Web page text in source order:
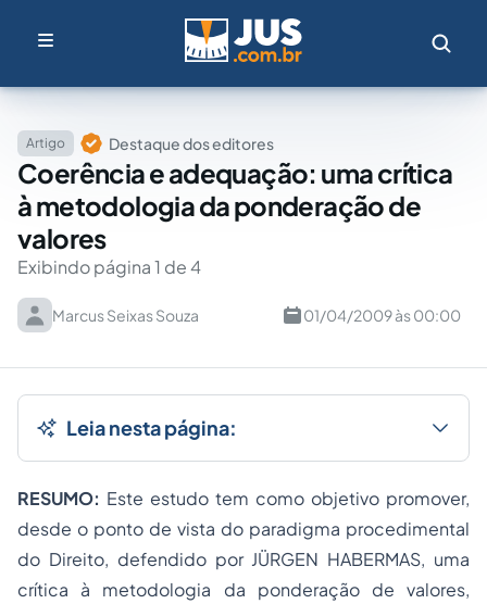
Artigo Destaque dos editores
Coerência e adequação: uma crítica
à metodologia da ponderação de
valores
Exibindo página 1 de 4
Marcus Seixas Souza 01/04/2009 às 00:00
Leia nesta página:
RESUMO: Este estudo tem como objetivo promover,
desde o ponto de vista do paradigma procedimental
do Direito, defendido por JÜRGEN HABERMAS, uma
crítica à metodologia da ponderação de valores,